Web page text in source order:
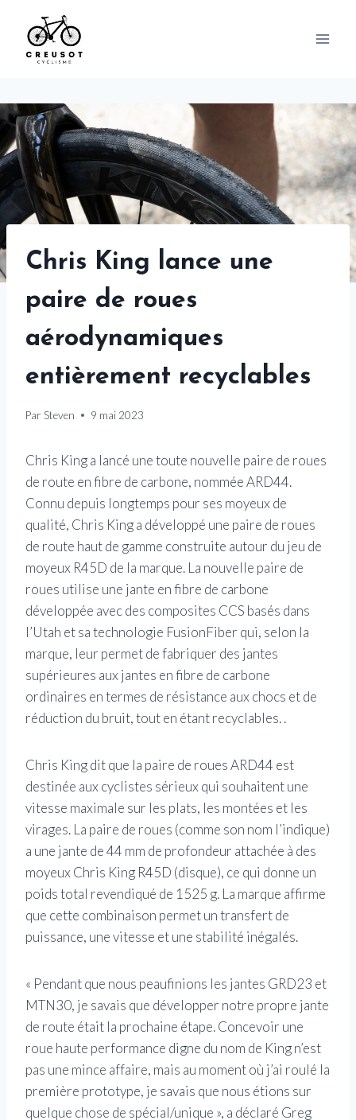
content
Chris King lance une
paire de roues
aérodynamiques
entièrement recyclables
Par Steven 9 mai 2023
Chris King a lancé une toute nouvelle paire de roues
de route en fibre de carbone, nommée ARD44.
Connu depuis longtemps pour ses moyeux de
qualité, Chris King a développé une paire de roues
de route haut de gamme construite autour du jeu de
moyeux R45D de la marque. La nouvelle paire de
roues utilise une jante en fibre de carbone
développée avec des composites CCS basés dans
l’Utah et sa technologie FusionFiber qui, selon la
marque, leur permet de fabriquer des jantes
supérieures aux jantes en fibre de carbone
ordinaires en termes de résistance aux chocs et de
réduction du bruit, tout en étant recyclables. .
Chris King dit que la paire de roues ARD44 est
destinée aux cyclistes sérieux qui souhaitent une
vitesse maximale sur les plats, les montées et les
virages. La paire de roues (comme son nom l’indique)
a une jante de 44 mm de profondeur attachée à des
moyeux Chris King R45D (disque), ce qui donne un
poids total revendiqué de 1525 g. La marque affirme
que cette combinaison permet un transfert de
puissance, une vitesse et une stabilité inégalés.
« Pendant que nous peaufinions les jantes GRD23 et
MTN30, je savais que développer notre propre jante
de route était la prochaine étape. Concevoir une
roue haute performance digne du nom de King n’est
pas une mince affaire, mais au moment où j’ai roulé la
première prototype, je savais que nous étions sur
quelque chose de spécial/unique », a déclaré Greg